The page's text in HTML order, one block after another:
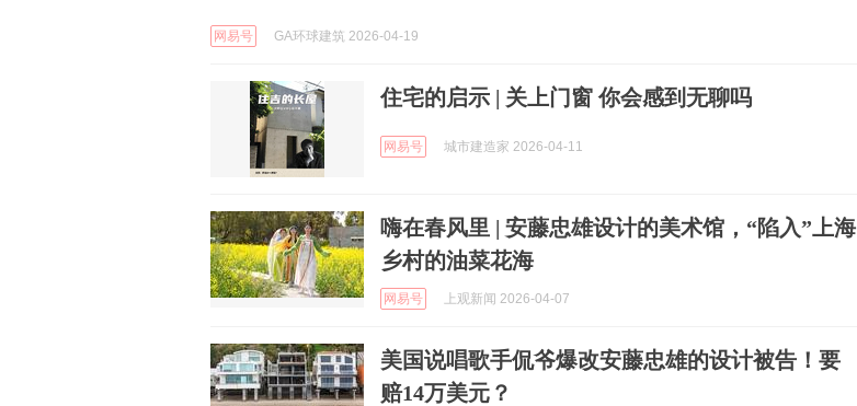
网易号 GA环球建筑 2026-04-19
住宅的启示 | 关上门窗 你会感到无聊吗
网易号 城市建造家 2026-04-11
嗨在春风里 | 安藤忠雄设计的美术馆，“陷入”上海
乡村的油菜花海
网易号 上观新闻 2026-04-07
美国说唱歌手侃爷爆改安藤忠雄的设计被告！要
赔14万美元？